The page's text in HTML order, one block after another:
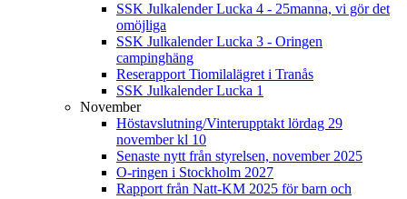
SSK Julkalender Lucka 4 - 25manna, vi gör det
omöjliga
SSK Julkalender Lucka 3 - Oringen
campinghäng
Reserapport Tiomilalägret i Tranås
SSK Julkalender Lucka 1
November
Höstavslutning/Vinterupptakt lördag 29
november kl 10
Senaste nytt från styrelsen, november 2025
O-ringen i Stockholm 2027
Rapport från Natt-KM 2025 för barn och